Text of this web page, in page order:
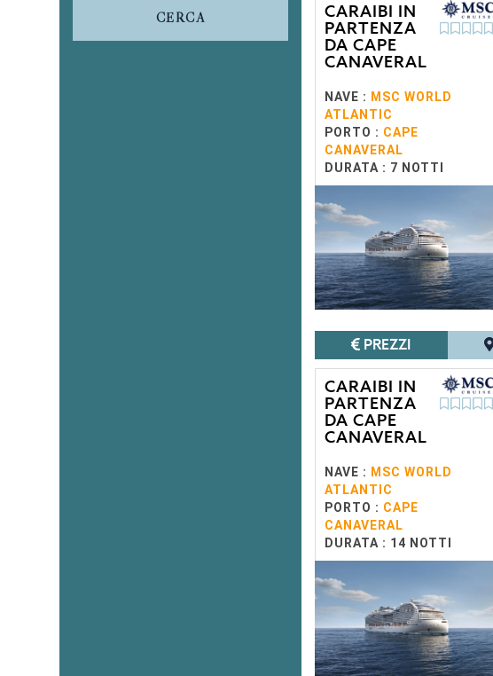
CERCA
CARAIBI IN
PARTENZA
DA CAPE
CANAVERAL
NAVE : MSC WORLD
ATLANTIC
PORTO : CAPE
CANAVERAL
DURATA : 7 NOTTI
PREZZI
CARAIBI IN
PARTENZA
DA CAPE
CANAVERAL
NAVE : MSC WORLD
ATLANTIC
PORTO : CAPE
CANAVERAL
DURATA : 14 NOTTI